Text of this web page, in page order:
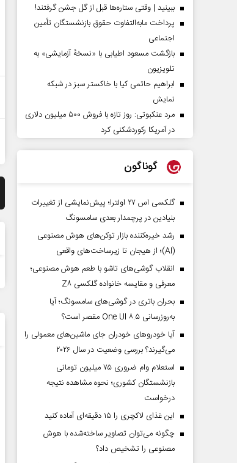
ببینید | وقتی ستاره‌ها قبل از گل جشن گرفتند!
پرداخت مابه‌التفاوت حقوق بازنشستگان تأمین
اجتماعی
بازگشت مسعود اطیابی با «نسخهٔ آزمایشی» به
تلویزیون
ابراهیم حاتمی کیا با خاکستر سبز در شبکه
نمایش
مرد عنکبوتی: روز تازه با فروش ۵۰۰ میلیون دلاری
در آمریکا رکوردشکنی کرد
گوناگون
گلکسی اس ۲۷ اولترا؛ پیش‌نمایشی از تغییرات
بنیادین در پرچمدار بعدی سامسونگ
رشد خیره‌کننده بازار توکن‌های هوش مصنوعی
(AI)؛ از هیجان تا زیرساخت‌های واقعی
انقلاب گوشی‌های تاشو‌ با طعم هوش مصنوعی؛
معرفی و مقایسه خانواده گلکسی Z۸
بحران باتری در گوشی‌های سامسونگ؛ آیا
به‌روزرسانی One UI ۸.۵ مقصر است؟
آیا خودروهای خودران جای ماشین‌های معمولی را
می‌گیرند؟ بررسی وضعیت در سال ۲۰۲۶
استعلام وام ضروری ۷۵ میلیون تومانی
بازنشستگان کشوری؛ نحوه مشاهده نتیجه
درخواست
این غذای لاکچری را ۱۵ دقیقه‌ای آماده کنید
چگونه می‌توان تصاویر ساخته‌شده با هوش
مصنوعی را تشخیص داد؟